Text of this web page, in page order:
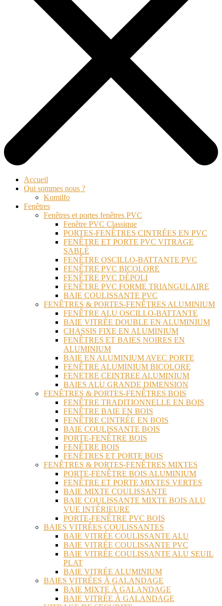
Accueil
Qui sommes nous ?
Komilfo
Fenêtres
Fenêtres et portes fenêtres PVC
Fenêtre PVC Classique
PORTES-FENÊTRES CINTRÉES EN PVC
FENÊTRE ET PORTE PVC VITRAGE
SABLÉ
FENÊTRE OSCILLO-BATTANTE PVC
FENÊTRE PVC BICOLORE
FENÊTRE PVC DÉPOLI
FENÊTRE PVC FORME TRIANGULAIRE
BAIE COULISSANTE PVC
FENÊTRES & PORTES-FENÊTRES ALUMINIUM
FENÊTRE ALU OSCILLO-BATTANTE
BAIE VITRÉE DOUBLE EN ALUMINIUM
CHASSIS FIXE EN ALUMINIUM
FENÊTRES ET BAIES NOIRES EN
ALUMINIUM
BAIE EN ALUMINIUM AVEC PORTE
FENÊTRE ALUMINIUM BICOLORE
FENETRE CEINTREE ALUMINIUM
BAIES ALU GRANDE DIMENSION
FENÊTRES & PORTES-FENÊTRES BOIS
FENÊTRE TRADITIONNELLE EN BOIS
FENÊTRE BAIE EN BOIS
FENÊTRE CINTRÉE EN BOIS
BAIE COULISSANTE BOIS
PORTE-FENÊTRE BOIS
FENÊTRE BOIS
FENÊTRES ET PORTE BOIS
FENÊTRES & PORTES-FENÊTRES MIXTES
PORTE-FENÊTRE BOIS ALUMINIUM
FENÊTRE ET PORTE MIXTES VERTES
BAIE MIXTE COULISSANTE
BAIE COULISSANTE MIXTE BOIS ALU
VUE INTÉRIEURE
PORTE-FENÊTRE PVC BOIS
BAIES VITRÉES COULISSANTES
BAIE VITRÉE COULISSANTE ALU
BAIE VITRÉE COULISSANTE PVC
BAIE VITRÉE COULISSANTE ALU SEUIL
PLAT
BAIE VITRÉE ALUMINIUM
BAIES VITRÉES À GALANDAGE
BAIE MIXTE À GALANDAGE
BAIE VITRÉE À GALANDAGE